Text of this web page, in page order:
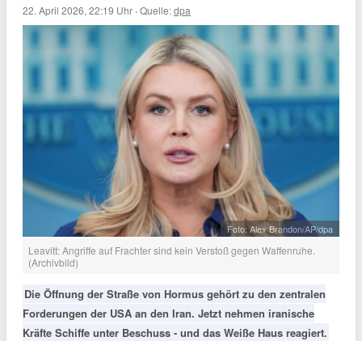
22. April 2026, 22:19 Uhr ·Quelle:dpa
Foto: Alex Brandon/AP/dpa
Leavitt: Angriffe auf Frachter sind kein Verstoß gegen Waffenruhe.
(Archivbild)
Die Öffnung der Straße von Hormus gehört zu den zentralen
Forderungen der USA an den Iran. Jetzt nehmen iranische
Kräfte Schiffe unter Beschuss - und das Weiße Haus reagiert.